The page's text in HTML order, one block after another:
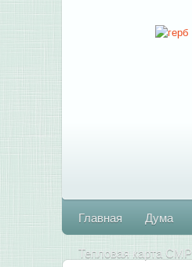
Главная Дума
Тепловая карта СМР